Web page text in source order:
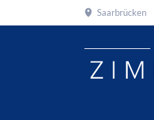
Saarbrücken